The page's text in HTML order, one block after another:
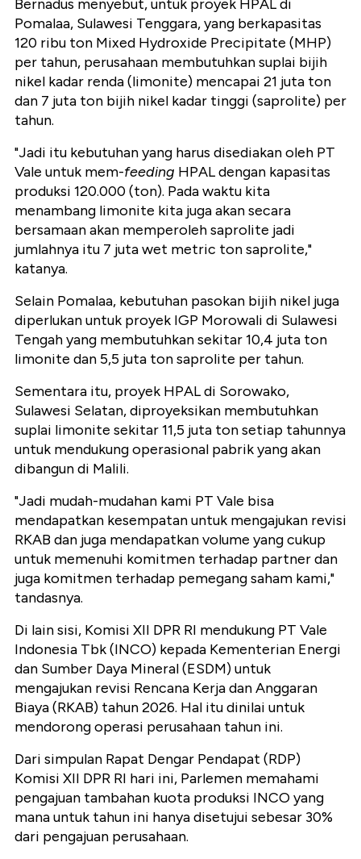
Bernadus menyebut, untuk proyek HPAL di
Pomalaa, Sulawesi Tenggara, yang berkapasitas
120 ribu ton Mixed Hydroxide Precipitate (MHP)
per tahun, perusahaan membutuhkan suplai bijih
nikel kadar renda (limonite) mencapai 21 juta ton
dan 7 juta ton bijih nikel kadar tinggi (saprolite) per
tahun.
"Jadi itu kebutuhan yang harus disediakan oleh PT
Vale untuk mem-feeding HPAL dengan kapasitas
produksi 120.000 (ton). Pada waktu kita
menambang limonite kita juga akan secara
bersamaan akan memperoleh saprolite jadi
jumlahnya itu 7 juta wet metric ton saprolite,"
katanya.
Selain Pomalaa, kebutuhan pasokan bijih nikel juga
diperlukan untuk proyek IGP Morowali di Sulawesi
Tengah yang membutuhkan sekitar 10,4 juta ton
limonite dan 5,5 juta ton saprolite per tahun.
Sementara itu, proyek HPAL di Sorowako,
Sulawesi Selatan, diproyeksikan membutuhkan
suplai limonite sekitar 11,5 juta ton setiap tahunnya
untuk mendukung operasional pabrik yang akan
dibangun di Malili.
"Jadi mudah-mudahan kami PT Vale bisa
mendapatkan kesempatan untuk mengajukan revisi
RKAB dan juga mendapatkan volume yang cukup
untuk memenuhi komitmen terhadap partner dan
juga komitmen terhadap pemegang saham kami,"
tandasnya.
Di lain sisi, Komisi XII DPR RI mendukung PT Vale
Indonesia Tbk (INCO) kepada Kementerian Energi
dan Sumber Daya Mineral (ESDM) untuk
mengajukan revisi Rencana Kerja dan Anggaran
Biaya (RKAB) tahun 2026. Hal itu dinilai untuk
mendorong operasi perusahaan tahun ini.
Dari simpulan Rapat Dengar Pendapat (RDP)
Komisi XII DPR RI hari ini, Parlemen memahami
pengajuan tambahan kuota produksi INCO yang
mana untuk tahun ini hanya disetujui sebesar 30%
dari pengajuan perusahaan.